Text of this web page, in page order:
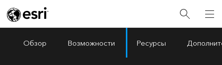
ArcGIS Pro
Обзор Возможности Ресурсы